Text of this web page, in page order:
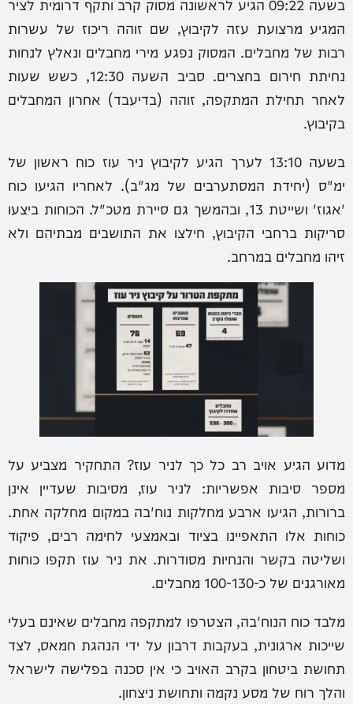
המגיע מרצועת עזה לקיבוץ, שם זוהה ריכוז של עשרות
רבות של מחבלים. המסוק נפגע מירי מחבלים ונאלץ לנחות
נחיתת חירום בחצרים. סביב השעה 12:30, כשש שעות
לאחר תחילת המתקפה, זוהה (בדיעבד) אחרון המחבלים
בקיבוץ.
בשעה 13:10 לערך הגיע לקיבוץ ניר עוז כוח ראשון של
ימ"ס (יחידת המסתערבים של מג"ב). לאחריו הגיעו כוח
'אגוז' ושייטת 13, ובהמשך גם סיירת מטכ"ל. הכוחות ביצעו
סריקות ברחבי הקיבוץ, חילצו את התושבים מבתיהם ולא
זיהו מחבלים במרחב.
מדוע הגיע אויב רב כל כך לניר עוז? התחקיר מצביע על
מספר סיבות אפשריות: לניר עוז, מסיבות שעדיין אינן
ברורות, הגיעו ארבע מחלקות נוח'בה במקום מחלקה אחת.
כוחות אלו התאפיינו בציוד ובאמצעי לחימה רבים, פיקוד
ושליטה בקשר והנחיות מסודרות. את ניר עוז תקפו כוחות
מאורגנים של כ-100-130 מחבלים.
מלבד כוח הנוח'בה, הצטרפו למתקפה מחבלים שאינם בעלי
שייכות ארגונית, בעקבות דרבון על ידי הנהגת חמאס, לצד
תחושת ביטחון בקרב האויב כי אין סכנה בפלישה לישראל
והלך רוח של מסע נקמה ותחושת ניצחון.